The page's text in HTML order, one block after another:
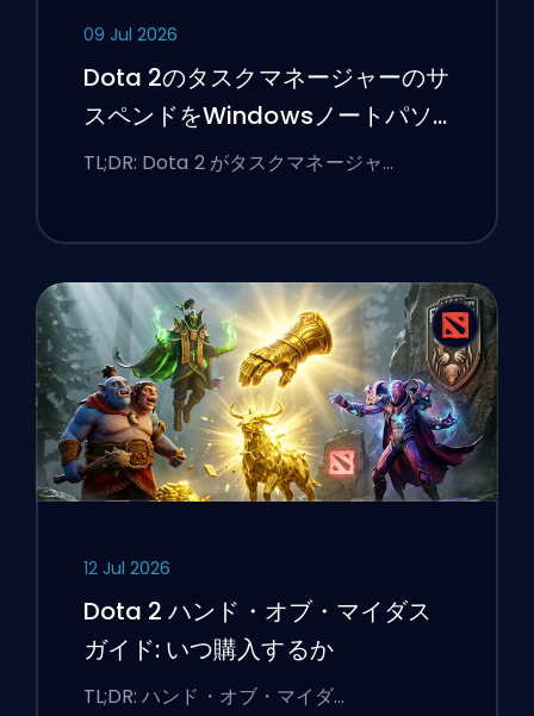
09 Jul 2026
Dota 2のタスクマネージャーのサ
スペンドをWindowsノートパソ
コンで修正する方法
TL;DR: Dota 2 がタスクマネージャ …
12 Jul 2026
Dota 2 ハンド・オブ・マイダス
ガイド: いつ購入するか
TL;DR: ハンド・オブ・マイダ…